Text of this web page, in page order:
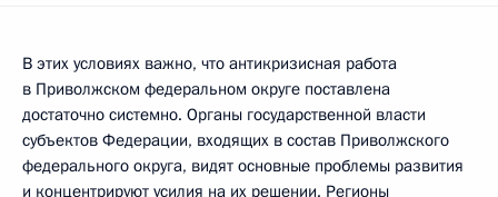
В этих условиях важно, что антикризисная работа
в Приволжском федеральном округе поставлена
достаточно системно. Органы государственной власти
субъектов Федерации, входящих в состав Приволжского
федерального округа, видят основные проблемы развития
и концентрируют усилия на их решении. Регионы